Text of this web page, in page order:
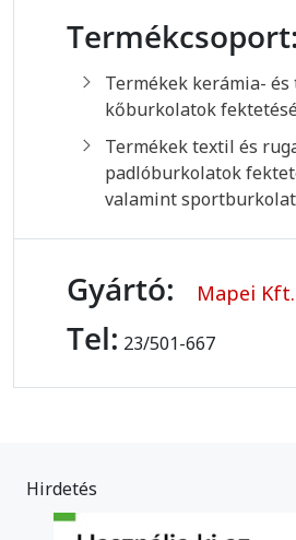
Termékcsoport:
Termékek kerámia- és
kőburkolatok
Termékek textil és
padlóburkolatok
valamint
Gyártó: Mapei Kft.
Tel: 23/501-667
Hirdetés